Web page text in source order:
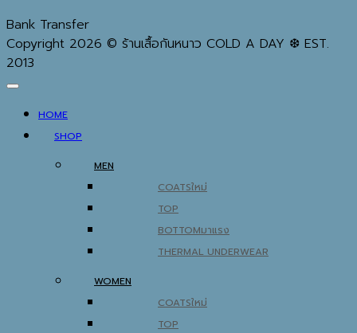
Bank Transfer
Copyright 2026 © ร้านเสื้อกันหนาว COLD A DAY ❆ EST.
2013
HOME
SHOP
MEN
COATS
TOP
BOTTOM
THERMAL UNDERWEAR
WOMEN
COATS
TOP